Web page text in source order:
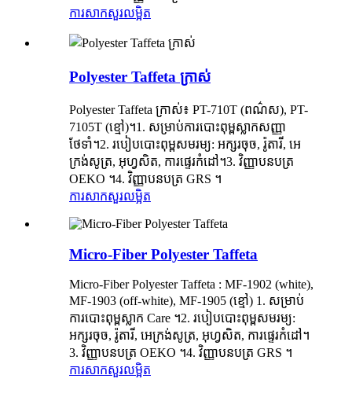
ការសាកសួរលម្អិត
Polyester Taffeta ក្រាស់
Polyester Taffeta ក្រាស់៖ PT-710T (ពណ៌ស), PT-
7105T (ខ្មៅ)។1. សម្រាប់ការបោះពុម្ពស្លាកសញ្ញា
ថែទាំ។2. របៀបបោះពុម្ពសមរម្យ: អក្សរចុច, រ៉ូតារី, អេ
ក្រង់សូត្រ, អុហ្វសិត, ការផ្ទេរកំដៅ។3. វិញ្ញាបនបត្រ
OEKO ។4. វិញ្ញាបនបត្រ GRS ។
ការសាកសួរលម្អិត
Micro-Fiber Polyester Taffeta
Micro-Fiber Polyester Taffeta : MF-1902 (white),
MF-1903 (off-white), MF-1905 (ខ្មៅ) 1. សម្រាប់
ការបោះពុម្ពស្លាក Care ។2. របៀបបោះពុម្ពសមរម្យ:
អក្សរចុច, រ៉ូតារី, អេក្រង់សូត្រ, អុហ្វសិត, ការផ្ទេរកំដៅ។
3. វិញ្ញាបនបត្រ OEKO ។4. វិញ្ញាបនបត្រ GRS ។
ការសាកសួរលម្អិត